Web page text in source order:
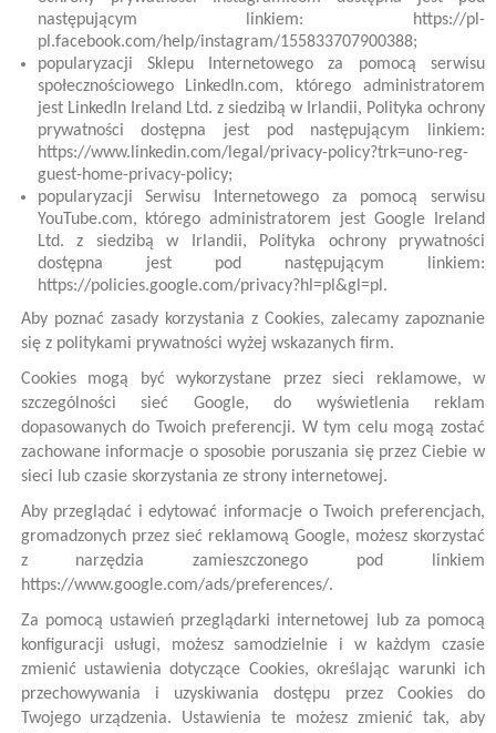
następującym linkiem: https://pl-
pl.facebook.com/help/instagram/155833707900388;
popularyzacji Sklepu Internetowego za pomocą serwisu
społecznościowego LinkedIn.com, którego administratorem
jest LinkedIn Ireland Ltd. z siedzibą w Irlandii, Polityka ochrony
prywatności dostępna jest pod następującym linkiem:
https://www.linkedin.com/legal/privacy-policy?trk=uno-reg-
guest-home-privacy-policy;
popularyzacji Serwisu Internetowego za pomocą serwisu
YouTube.com, którego administratorem jest Google Ireland
Ltd. z siedzibą w Irlandii, Polityka ochrony prywatności
dostępna jest pod następującym linkiem:
https://policies.google.com/privacy?hl=pl&gl=pl.
Aby poznać zasady korzystania z Cookies, zalecamy zapoznanie
się z politykami prywatności wyżej wskazanych firm.
Cookies mogą być wykorzystane przez sieci reklamowe, w
szczególności sieć Google, do wyświetlenia reklam
dopasowanych do Twoich preferencji. W tym celu mogą zostać
zachowane informacje o sposobie poruszania się przez Ciebie w
sieci lub czasie skorzystania ze strony internetowej.
Aby przeglądać i edytować informacje o Twoich preferencjach,
gromadzonych przez sieć reklamową Google, możesz skorzystać
z narzędzia zamieszczonego pod linkiem
https://www.google.com/ads/preferences/.
Za pomocą ustawień przeglądarki internetowej lub za pomocą
konfiguracji usługi, możesz samodzielnie i w każdym czasie
zmienić ustawienia dotyczące Cookies, określając warunki ich
przechowywania i uzyskiwania dostępu przez Cookies do
Twojego urządzenia. Ustawienia te możesz zmienić tak, aby